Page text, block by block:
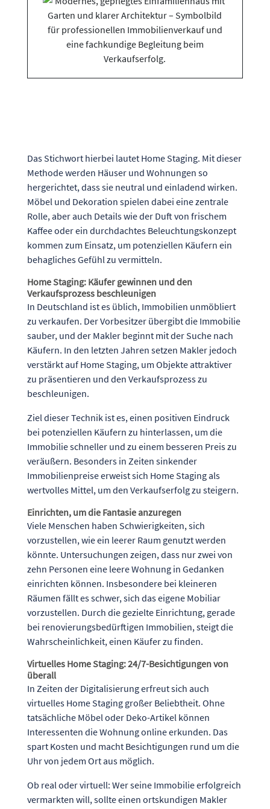
Das Stichwort hierbei lautet Home Staging. Mit dieser
Methode werden Häuser und Wohnungen so
hergerichtet, dass sie neutral und einladend wirken.
Möbel und Dekoration spielen dabei eine zentrale
Rolle, aber auch Details wie der Duft von frischem
Kaffee oder ein durchdachtes Beleuchtungskonzept
kommen zum Einsatz, um potenziellen Käufern ein
behagliches Gefühl zu vermitteln.
Home Staging: Käufer gewinnen und den
Verkaufsprozess beschleunigen
In Deutschland ist es üblich, Immobilien unmöbliert
zu verkaufen. Der Vorbesitzer übergibt die Immobilie
sauber, und der Makler beginnt mit der Suche nach
Käufern. In den letzten Jahren setzen Makler jedoch
verstärkt auf Home Staging, um Objekte attraktiver
zu präsentieren und den Verkaufsprozess zu
beschleunigen.
Ziel dieser Technik ist es, einen positiven Eindruck
bei potenziellen Käufern zu hinterlassen, um die
Immobilie schneller und zu einem besseren Preis zu
veräußern. Besonders in Zeiten sinkender
Immobilienpreise erweist sich Home Staging als
wertvolles Mittel, um den Verkaufserfolg zu steigern.
Einrichten, um die Fantasie anzuregen
Viele Menschen haben Schwierigkeiten, sich
vorzustellen, wie ein leerer Raum genutzt werden
könnte. Untersuchungen zeigen, dass nur zwei von
zehn Personen eine leere Wohnung in Gedanken
einrichten können. Insbesondere bei kleineren
Räumen fällt es schwer, sich das eigene Mobiliar
vorzustellen. Durch die gezielte Einrichtung, gerade
bei renovierungsbedürftigen Immobilien, steigt die
Wahrscheinlichkeit, einen Käufer zu finden.
Virtuelles Home Staging: 24/7-Besichtigungen von
überall
In Zeiten der Digitalisierung erfreut sich auch
virtuelles Home Staging großer Beliebtheit. Ohne
tatsächliche Möbel oder Deko-Artikel können
Interessenten die Wohnung online erkunden. Das
spart Kosten und macht Besichtigungen rund um die
Uhr von jedem Ort aus möglich.
Ob real oder virtuell: Wer seine Immobilie erfolgreich
vermarkten will, sollte einen ortskundigen Makler